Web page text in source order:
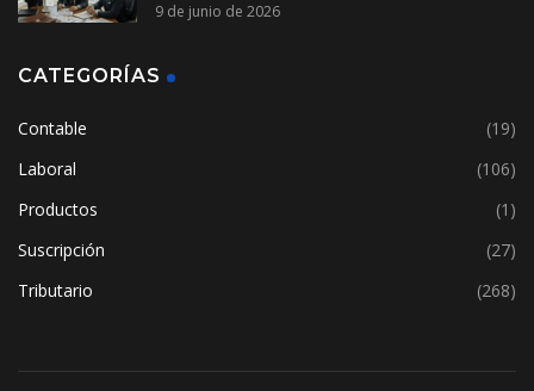
9 de junio de 2026
CATEGORÍAS
Contable
(19)
Laboral
(106)
Productos
(1)
Suscripción
(27)
Tributario
(268)